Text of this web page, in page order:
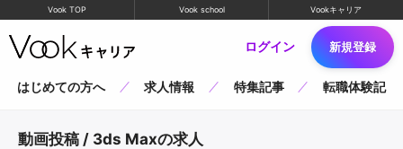
Vook TOP Vook school Vookキャリア
ログイン 新規登録
はじめての方へ 求人情報 特集記事 転職体験記
動画投稿 / 3ds Maxの求人